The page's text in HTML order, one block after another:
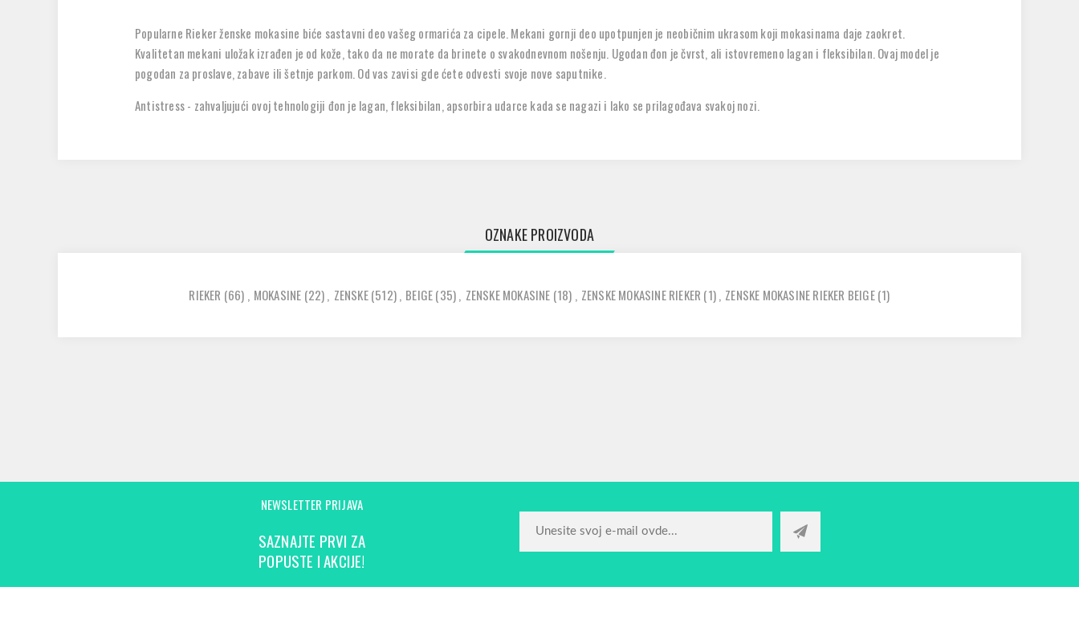
Popularne Rieker ženske mokasine biće sastavni deo vašeg ormarića za cipele. Mekani gornji deo upotpunjen je neobičnim ukrasom koji mokasinama daje zaokret.
Kvalitetan mekani uložak izrađen je od kože, tako da ne morate da brinete o svakodnevnom nošenju. Ugodan đon je čvrst, ali istovremeno lagan i fleksibilan. Ovaj model je
pogodan za proslave, zabave ili šetnje parkom. Od vas zavisi gde ćete odvesti svoje nove saputnike.
Antistress - zahvaljujući ovoj tehnologiji đon je lagan, fleksibilan, apsorbira udarce kada se nagazi i lako se prilagođava svakoj nozi.
OZNAKE PROIZVODA
RIEKER (66) , MOKASINE (22), ZENSKE(512), BEIGE(35), ZENSKE MOKASINE (18) , ZENSKE MOKASINE RIEKER (1), ZENSKE MOKASINE RIEKER BEIGE(1)
NEWSLETTER PRIJAVA
SAZNAJTE PRVI ZA
POPUSTE I AKCIJE!